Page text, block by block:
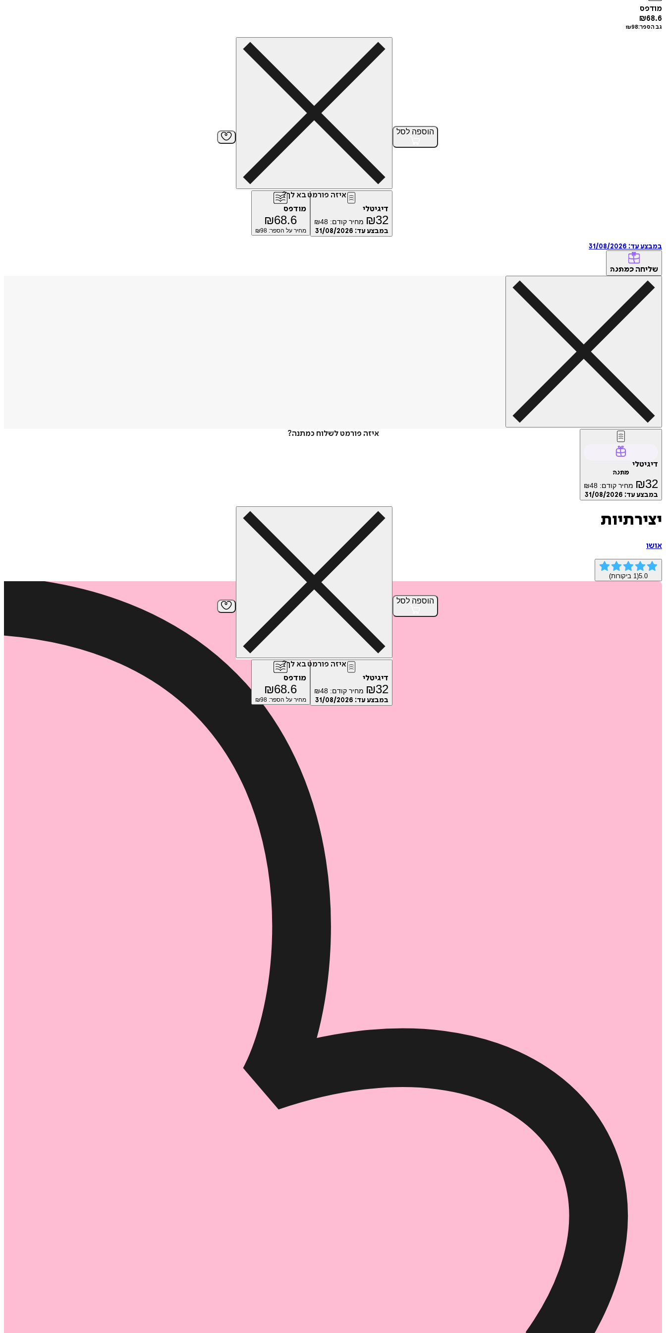
מודפס
₪68.6
גב הספר: ₪98
הוספה לסל
איזה פורמט בא לך?
דיגיטלי
₪32 מחיר קודם: ₪48
במבצע עד: 31/08/2026
מודפס
₪68.6
מחיר על הספר: ₪98
במבצע עד: 31/08/2026
שליחה כמתנה
איזה פורמט לשלוח כמתנה?
דיגיטלי
מתנה
₪32 מחיר קודם: ₪48
במבצע עד: 31/08/2026
הוספה לסל
איזה פורמט בא לך?
דיגיטלי
₪32 מחיר קודם: ₪48
במבצע עד: 31/08/2026
מודפס
₪68.6
מחיר על הספר: ₪98
יצירתיות
אושו
5.0
(
1 ביקורות)